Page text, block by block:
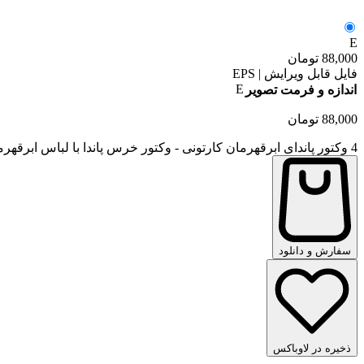
E
88,000 تومان
فایل قابل ویرایش | EPS
اندازه و فرمت تصویر E
88,000 تومان
4 وکتور پاندای ابرقهرمان کارتونی - وکتور خرس پاندا با لباس ابرقهرمانان عدد
سفارش و دانلود
ذخیره در لاوباکس